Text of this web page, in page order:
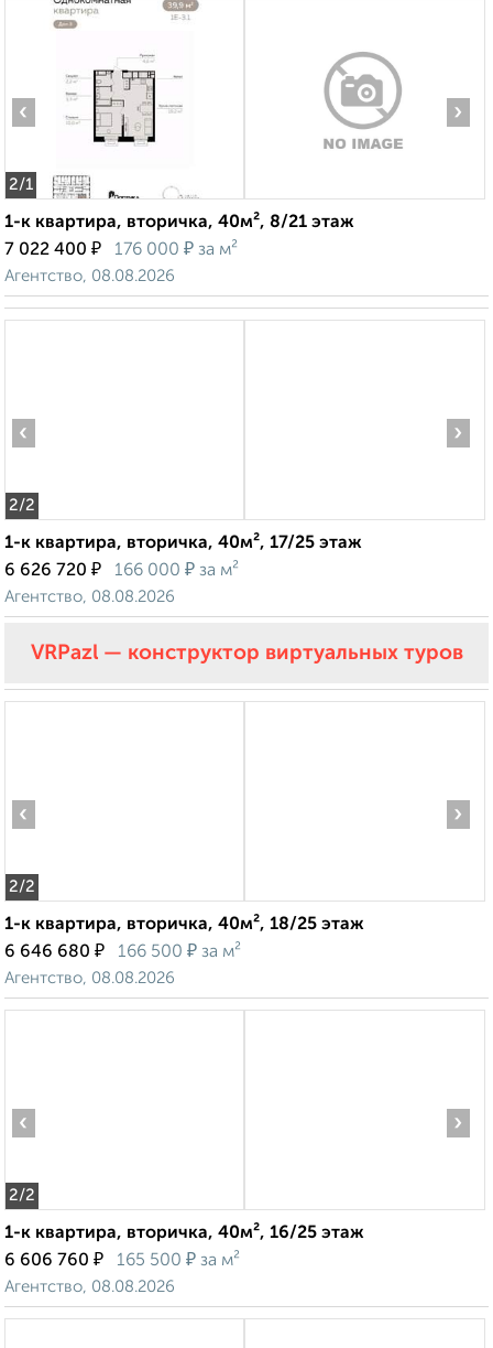
2/1
‹ ›
1-к квартира, вторичка, 40м², 8/21 этаж
7 022 400 ₽ 176 000 ₽ за м²
Агентство, 08.08.2026
2/2
‹ ›
1-к квартира, вторичка, 40м², 17/25 этаж
6 626 720 ₽ 166 000 ₽ за м²
Агентство, 08.08.2026
VRPazl — конструктор виртуальных туров
2/2
‹ ›
1-к квартира, вторичка, 40м², 18/25 этаж
6 646 680 ₽ 166 500 ₽ за м²
Агентство, 08.08.2026
2/2
‹ ›
1-к квартира, вторичка, 40м², 16/25 этаж
6 606 760 ₽ 165 500 ₽ за м²
Агентство, 08.08.2026